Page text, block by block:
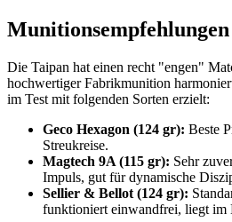
Munitionsempfehlungen
Die Taipan hat einen recht "engen"
hochwertiger Fabrikmunition
im Test mit folgenden Sorten erzielt:
Geco Hexagon (124 gr): Beste
Streukreise.
Magtech 9A (115 gr): Sehr
Impuls, gut für dynamische
Sellier & Bellot (124 gr):
funktioniert einwandfrei, liegt im